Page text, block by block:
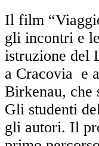
Il film
gli incontri e
istruzione del
a Cracovia e
Birkenau, che
Gli studenti
gli autori. Il